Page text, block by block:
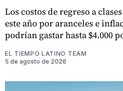
Los costos de regreso a
este año por aranceles e
podrían gastar hasta $4.000
EL TIEMPO LATINO TEAM
5 de agosto de 2026